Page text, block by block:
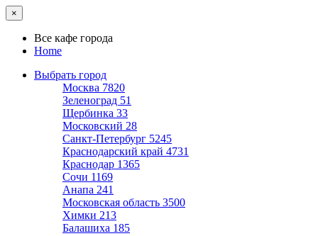
×
Все кафе города
Home
Выбрать город
Москва 7820
Зеленоград 51
Щербинка 33
Московский 28
Санкт-Петербург 5245
Краснодарский край 4731
Краснодар 1365
Сочи 1169
Анапа 241
Московская область 3500
Химки 213
Балашиха 185